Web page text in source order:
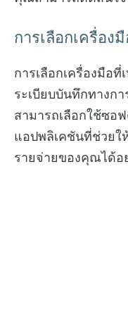
การเลือกเครื่อง
การเลือกเครื่องมือ
ระเบียบบันทึกทางกา
สามารถเลือกใช้ซ
แอปพลิเคชันที่ช่วย
รายจ่ายของคุณได้อ